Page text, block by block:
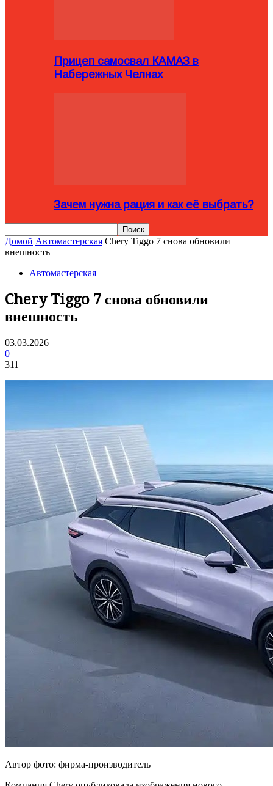
Прицеп самосвал КАМАЗ в
Набережных Челнах
Зачем нужна рация и как её выбрать?
Домой Автомастерская Chery Tiggo 7 снова обновили
внешность
Автомастерская
Chery Tiggo 7 снова обновили
внешность
03.03.2026
0
311
Автор фото: фирма-производитель